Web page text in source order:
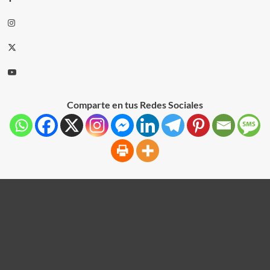
Comparte en tus Redes Sociales